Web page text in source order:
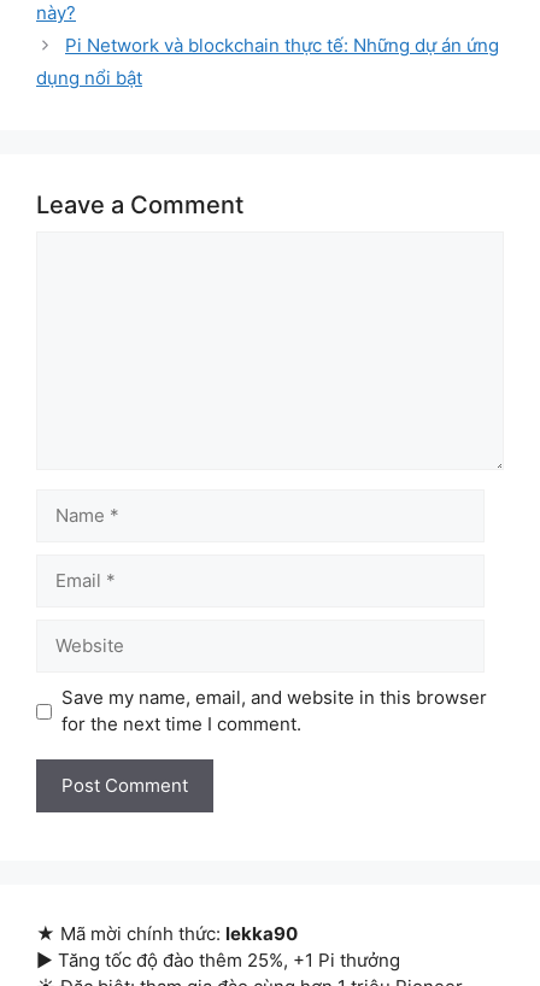
này?
Pi Network và blockchain thực tế: Những dự án ứng
dụng nổi bật
Leave a Comment
Save my name, email, and website in this browser
for the next time I comment.
★ Mã mời chính thức: lekka90
▶ Tăng tốc độ đào thêm 25%, +1 Pi thưởng